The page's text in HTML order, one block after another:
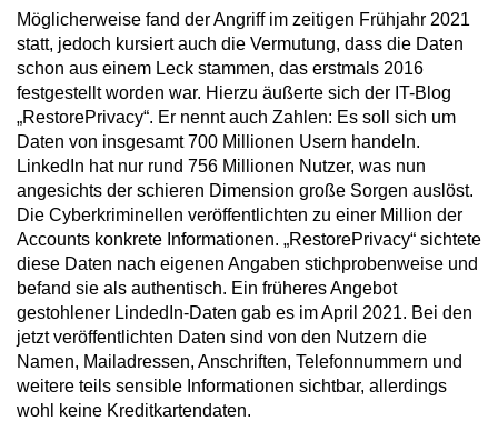
Möglicherweise fand der Angriff im zeitigen Frühjahr 2021
statt, jedoch kursiert auch die Vermutung, dass die Daten
schon aus einem Leck stammen, das erstmals 2016
festgestellt worden war. Hierzu äußerte sich der IT-Blog
„RestorePrivacy“. Er nennt auch Zahlen: Es soll sich um
Daten von insgesamt 700 Millionen Usern handeln.
LinkedIn hat nur rund 756 Millionen Nutzer, was nun
angesichts der schieren Dimension große Sorgen auslöst.
Die Cyberkriminellen veröffentlichten zu einer Million der
Accounts konkrete Informationen. „RestorePrivacy“ sichtete
diese Daten nach eigenen Angaben stichprobenweise und
befand sie als authentisch. Ein früheres Angebot
gestohlener LindedIn-Daten gab es im April 2021. Bei den
jetzt veröffentlichten Daten sind von den Nutzern die
Namen, Mailadressen, Anschriften, Telefonnummern und
weitere teils sensible Informationen sichtbar, allerdings
wohl keine Kreditkartendaten.